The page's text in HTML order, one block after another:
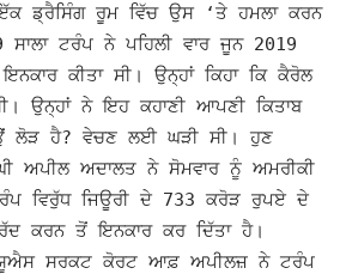
ਡ੍ਰੈਸਿੰਗ ਰੂਮ ਵਿੱਚ ਉਸ ‘ਤੇ ਹਮਲਾ ਕਰਨ
ਟਰੰਪ ਨੇ ਪਹਿਲੀ ਵਾਰ ਜੂਨ 2019
ਕੀਤਾ ਸੀ। ਉਨ੍ਹਾਂਕਿਹਾ ਕਿ ਕੈਰੋਲ
ਉਨ੍ਹਾਂ ਨੇ ਇਹ ਕਹਾਣੀ ਆਪਣੀ ਕਿਤਾਬ
ਲੋੜ ਹੈ? ਵੇਚਣ ਲਈ ਘੜੀ ਸੀ। ਹੁਣ
ਅਪੀਲ ਅਦਾਲਤ ਨੇ ਸੋਮਵਾਰ ਨੂੰ ਅਮਰੀਕੀ
ਵਿਰੁੱਧ ਜਿਊਰੀ ਦੇ 733 ਕਰੋੜ ਰੁਪਏ ਦੇ
ਕਰਨ ਤੋਂ ਇਨਕਾਰ ਕਰ ਦਿੱਤਾ ਹੈ।
ਸਰਕਟ ਕੋਰਟ ਆਫ਼ ਅਪੀਲਜ਼ ਨੇ ਟਰੰਪ